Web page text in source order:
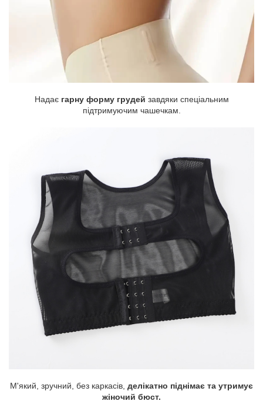
Надає гарну форму грудей завдяки спеціальним
підтримуючим чашечкам.
М'який, зручний, без каркасів, делікатно піднімає та утримує
жіночий бюст.